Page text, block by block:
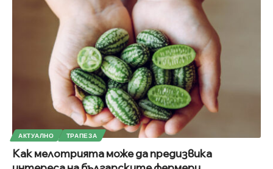
АКТУАЛНО ТРАПЕЗА
Как мелотрията може да предизвика